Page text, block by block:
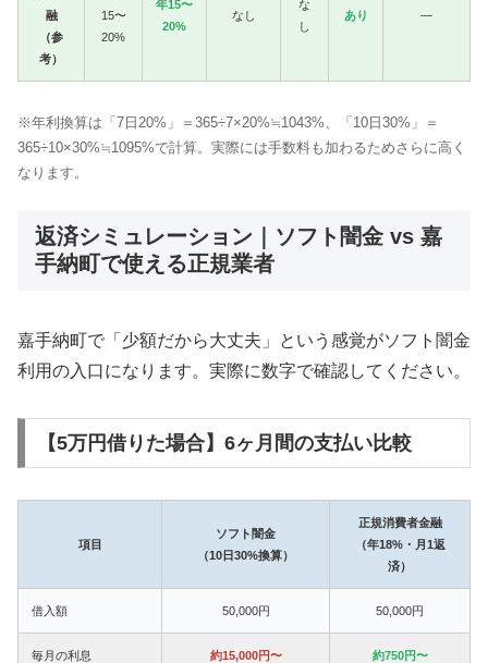
融
（参
考）
15〜
20%
年15〜
20%
なし
な
し
あり —
※年利換算は「7日20%」＝365÷7×20%≒1043%、「10日30%」＝
365÷10×30%≒1095%で計算。実際には手数料も加わるためさらに高く
なります。
返済シミュレーション｜ソフト闇金 vs 嘉
手納町で使える正規業者
嘉手納町で「少額だから大丈夫」という感覚がソフト闇金
利用の入口になります。実際に数字で確認してください。
【5万円借りた場合】6ヶ月間の支払い比較
項目
ソフト闇金
（10日30%換算）
正規消費者金融
（年18%・月1返
済）
借入額 50,000円 50,000円
毎月の利息 約15,000円〜 約750円〜